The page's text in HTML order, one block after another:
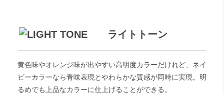
ライトトーン
黄色味やオレンジ味が出やすい高明度カラーだけれど、ネイ
ビーカラーなら青味表現とやわらかな質感が同時に実現。明
るめでも上品なカラーに仕上げることができる。